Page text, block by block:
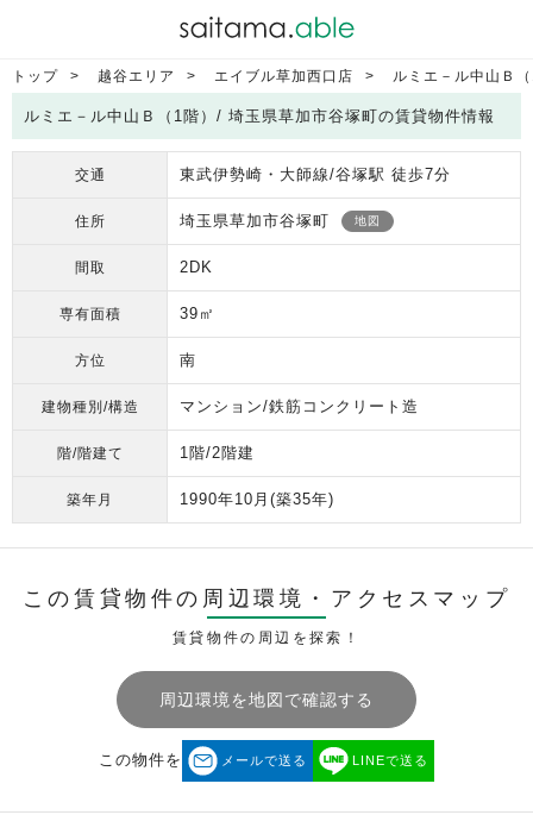
トップ 越谷エリア エイブル草加西口店 ルミエ－ル中山Ｂ
ルミエ－ル中山Ｂ（1階）/ 埼玉県草加市谷塚町の賃貸物件情報
交通 東武伊勢崎・大師線/谷塚駅 徒歩7分
住所 埼玉県草加市谷塚町 地図
間取 2DK
専有面積 39㎡
方位 南
建物種別/構造 マンション/鉄筋コンクリート造
階/階建て 1階/2階建
築年月 1990年10月 (築35年)
この賃貸物件の周辺環境・ アクセスマップ
賃貸物件の周辺を探索！
周辺環境を地図で確認する
この物件を メールで送る LINEで送る